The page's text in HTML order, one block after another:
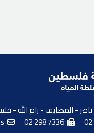
- المصايف - رام الله -
02 298 7336